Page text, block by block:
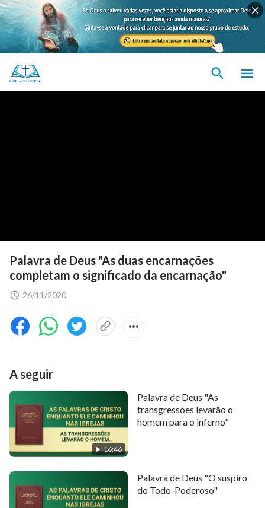
Palavra de Deus "As duas encarnações
completam o significado da encarnação"
26/11/2020
A seguir
16:46
Palavra de Deus "As
transgressões levarão o
homem para o inferno"
Palavra de Deus "O suspiro
do Todo-Poderoso"